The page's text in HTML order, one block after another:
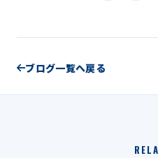
ブログ一覧へ戻る